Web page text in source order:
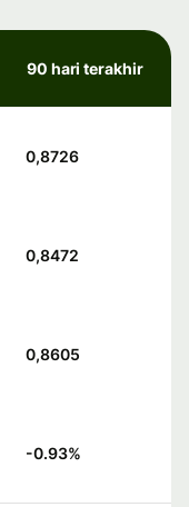
90 hari terakhir
0,8726
0,8472
0,8605
-0.93%